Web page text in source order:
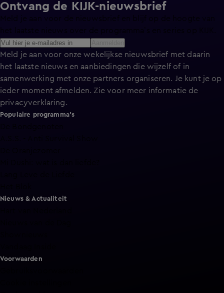
Ontvang de KIJK-nieuwsbrief
Meld je aan voor de nieuwsbrief en blijf op de hoogte van
het laatste nieuws over de programma’s en series op KIJK.
Meld je aan voor onze wekelijkse nieuwsbrief met daarin
het laatste nieuws en aanbiedingen die wijzelf of in
samenwerking met onze partners organiseren. Je kunt je op
ieder moment afmelden. Zie voor meer informatie de
privacyverklaring.
Populaire programma's
Nieuws & Actualiteit
Voorwaarden